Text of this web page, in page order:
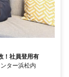
！社員登用有
ター浜松内